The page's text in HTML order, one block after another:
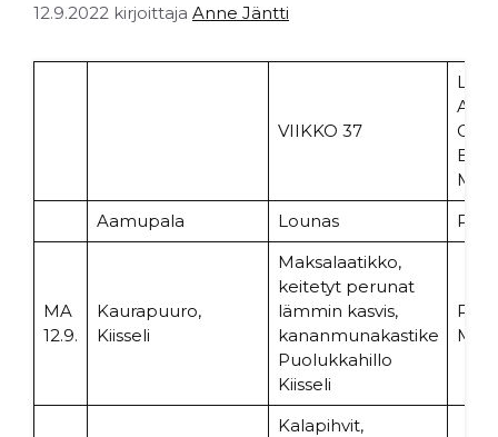
12.9.2022 kirjoittaja Anne Jäntti
VIIKKO 37
ON
Aamupala
Lounas
MA
12.9.
Kaurapuuro,
Kiisseli
Maksalaatikko,
keitetyt perunat
lämmin kasvis,
kananmunakastike
Puolukkahillo
Kiisseli
Kalapihvit,